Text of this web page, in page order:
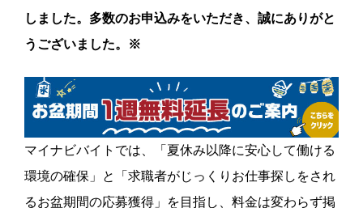
しました。多数のお申込みをいただき、誠にありがと
うございました。※
マイナビバイトでは、「夏休み以降に安心して働ける
環境の確保」と「求職者がじっくりお仕事探しをされ
るお盆期間の応募獲得」を目指し、料金は変わらず掲